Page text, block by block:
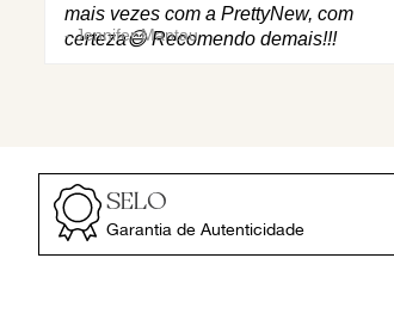
mais vezes com a PrettyNew, com
certeza😄 Recomendo demais!!!
-Jennifer Mantau
SELO
Garantia de Autenticidade